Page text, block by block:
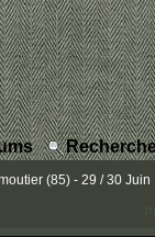
(85) - 29 / 30 Juin